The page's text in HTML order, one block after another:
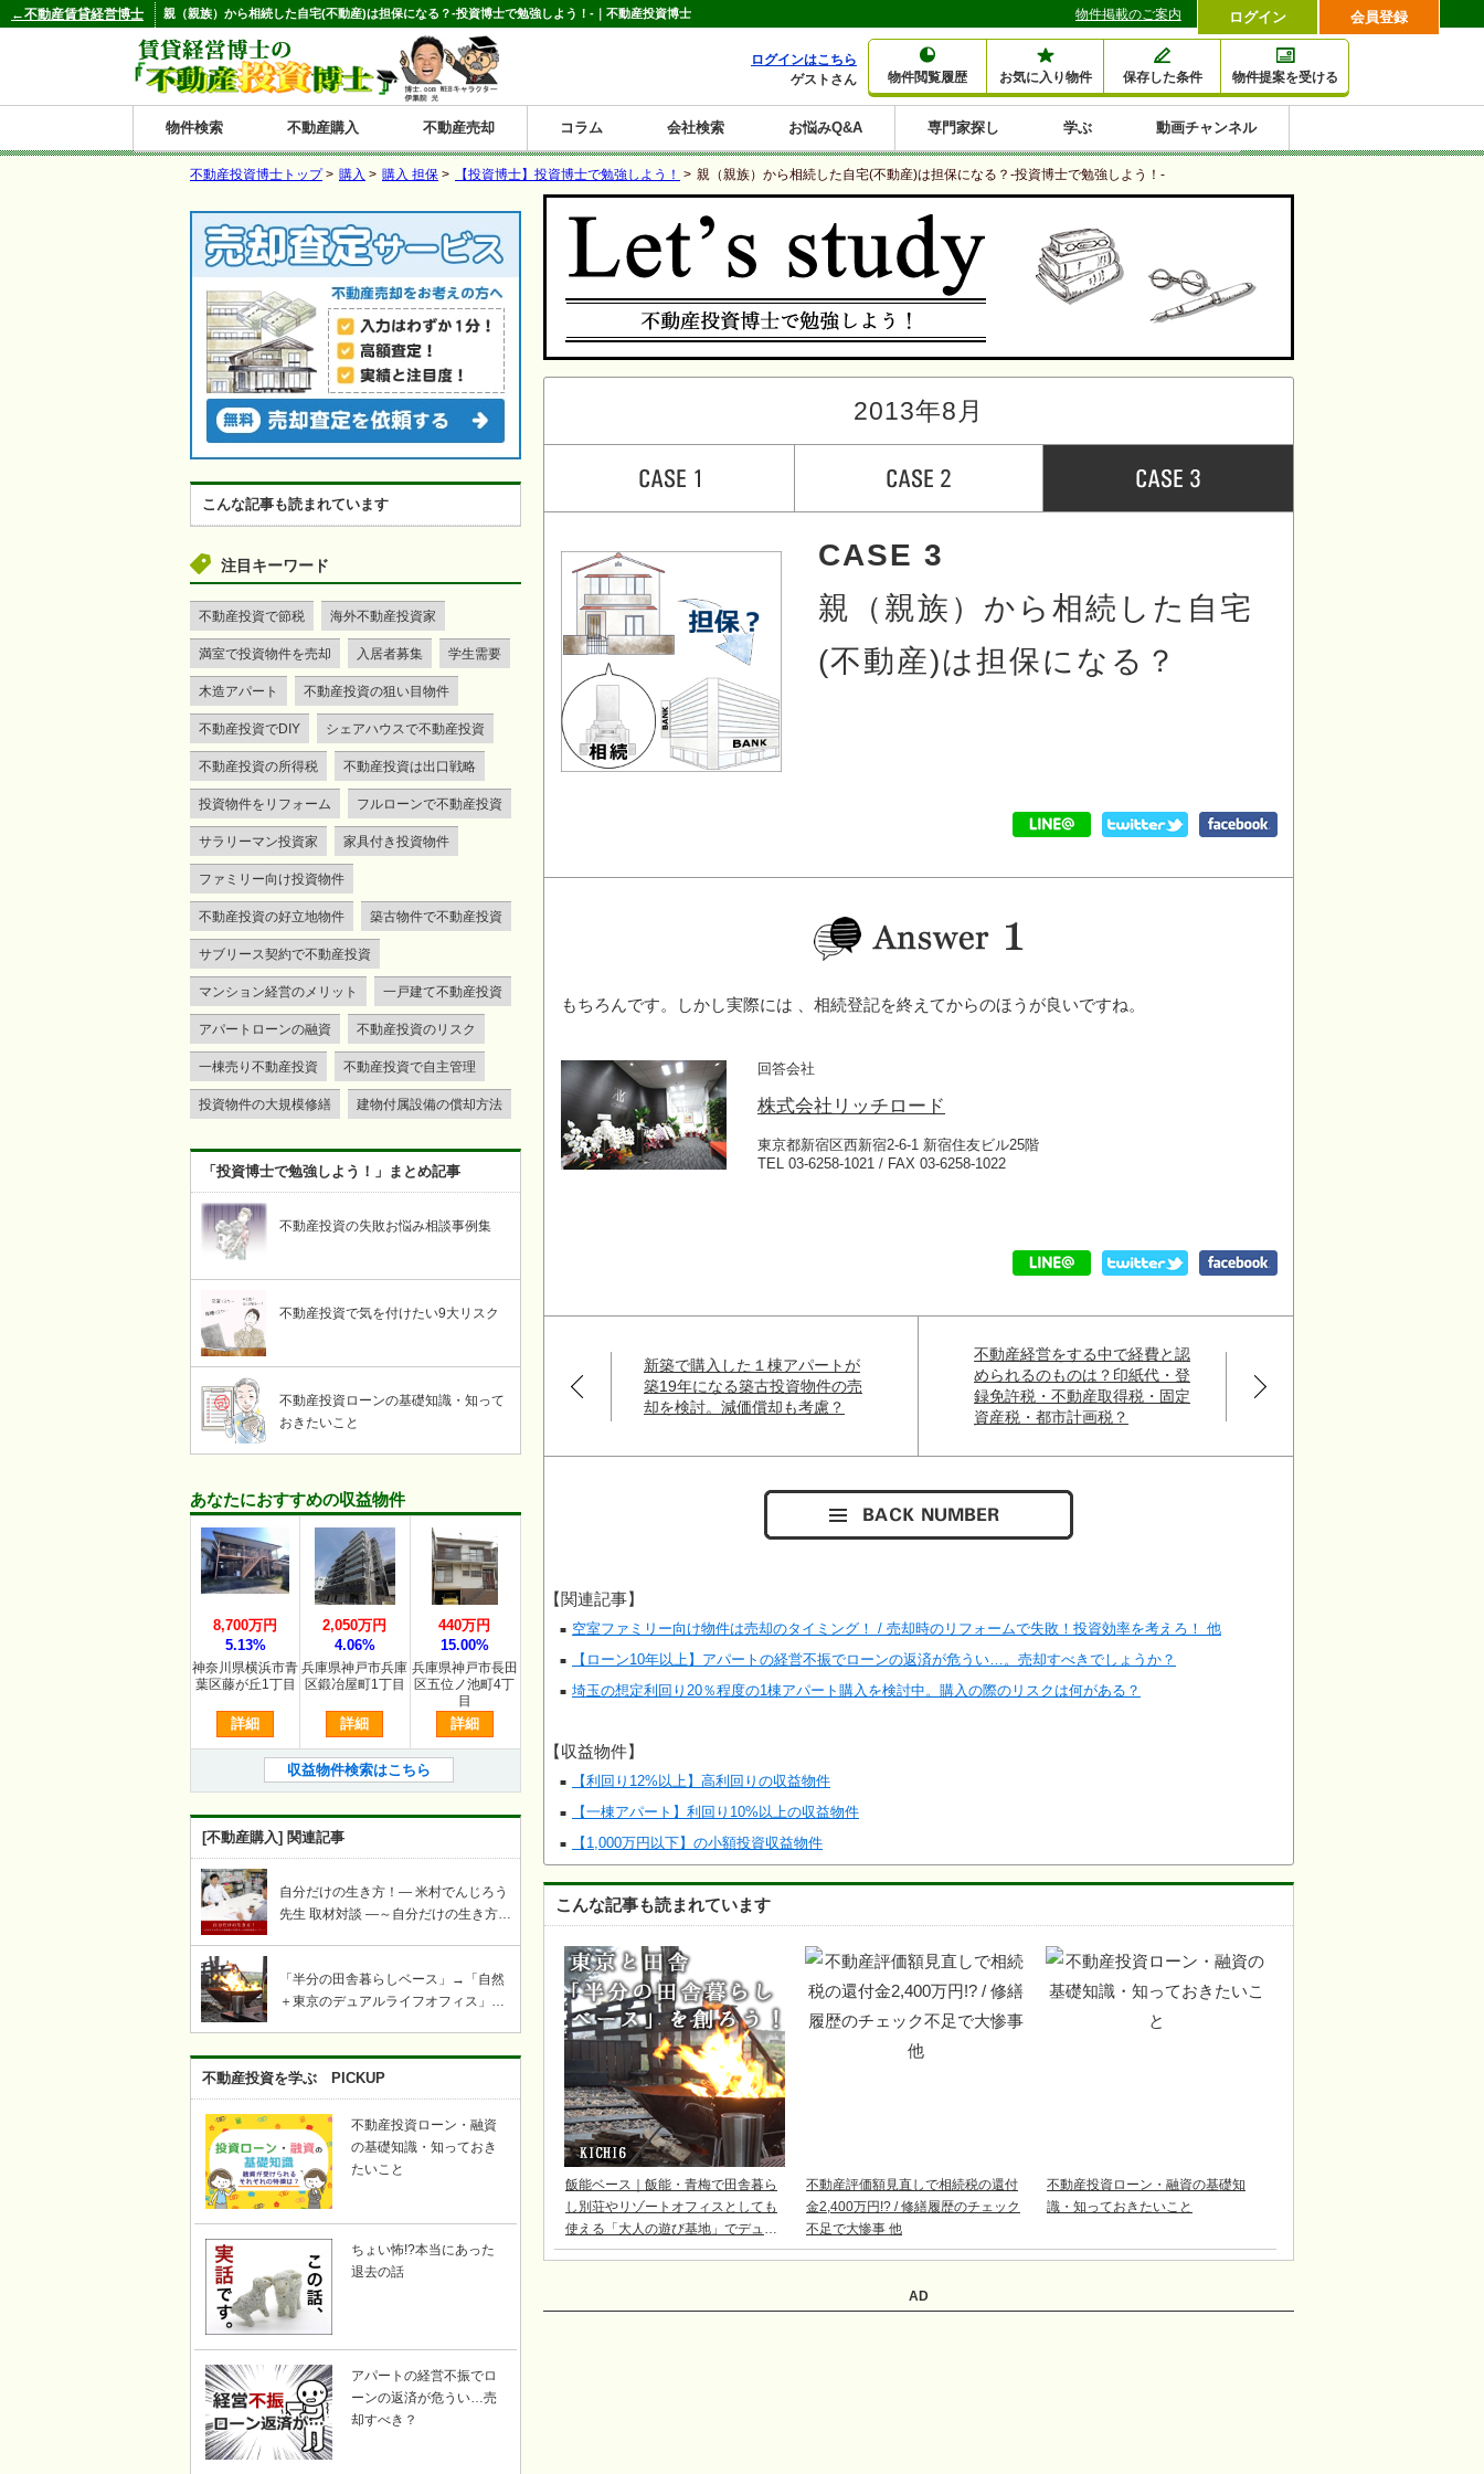
親（親族）から相続した自宅(不動産)は担保になる？-投資博士で勉強しよう！-｜不動産投資博士
物件閲覧履歴 お気に入り物件 保存した条件 物件提案を受ける
ログインはこちら
ゲストさん
物件検索
青森
秋田
岩手
宮城
山形
福島
東京
埼玉
神奈川
千葉
茨城
栃木
群馬
新潟
富山
石川
福井
長野
山梨
静岡
愛知
岐阜
三重
大阪
兵庫
京都
滋賀
奈良
和歌山
鳥取
岡山
島根
広島
山口
香川
徳島
愛媛
高知
福岡
佐賀
長崎
熊本
大分
宮崎
鹿児島
沖縄 投資マンション
一棟売りアパート
一棟売りマンション
一棟売りビル
店舗・事務所
賃貸併用住宅
戸建賃貸
土地
新築住宅
工場・倉庫
ホテルペンション 利回り7%以上
利回り8%以上
利回り9%以上
利回り10%以上
利回り11%以上
利回り12%以上
利回り13%以上
利回り14%以上
利回り15%以上
利回り16%以上 10%以上アパート投
資
現況満室で安心物件
1,000万円以下小額投
資
人気の築浅・新築物
件
早い者勝ち東京23区
内
不動産購入 不動産売却 コラム
購入コラム
売却コラム
大家さんコラム
賃貸経営コラム
会社検索 お悩みQ&A 専門家探し 学ぶ
セミナー情報検索
空室対策
滞納・退去
賃貸管理
土地活用
相続・税金
金融・保険
口コミ
動画チャンネル
ログイン 会員登録
物件掲載のご案内
←不動産賃貸経営博士
不動産投資博士トップ> 購入 > 購入 担保 > 【投資博士】投資博士で勉強しよう！ > 親（親族）から相続した自宅(不動産)は担保になる？-投資博士で勉強しよう！-
2013年8月
CASE 3
親（親族）から相続した自宅
(不動産)は担保になる？
もちろんです。しかし実際には 、相続登記を終えてからのほうが良いですね。
回答会社
株式会社リッチロード
東京都新宿区西新宿2-6-1 新宿住友ビル25階
TEL 03-6258-1021 / FAX 03-6258-1022
新築で購入した１棟アパートが
築19年になる築古投資物件の売
却を検討。減価償却も考慮？
不動産経営をする中で経費と認
められるのものは？印紙代・登
録免許税・不動産取得税・固定
資産税・都市計画税？
【関連記事】
空室ファミリー向け物件は売却のタイミング！ / 売却時のリフォームで失敗！投資効率を考えろ！ 他
【ローン10年以上】アパートの経営不振でローンの返済が危うい…。売却すべきでしょうか？
埼玉の想定利回り20％程度の1棟アパート購入を検討中。購入の際のリスクは何がある？
【収益物件】
【利回り12%以上】高利回りの収益物件
【一棟アパート】利回り10%以上の収益物件
【1,000万円以下】の小額投資収益物件
こんな記事も読まれています
飯能ベース｜飯能・青梅で田舎暮ら
し別荘やリゾートオフィスとしても
使える「大人の遊び基地」でデュア
ルライフ
不動産評価額見直しで相続税の還付
金2,400万円!? / 修繕履歴のチェック
不足で大惨事 他
不動産投資ローン・融資の基礎知
識・知っておきたいこと
AD
こんな記事も読まれています
注目キーワード
不動産投資で節税 海外不動産投資家
満室で投資物件を売却 入居者募集 学生需要
木造アパート 不動産投資の狙い目物件
不動産投資でDIY シェアハウスで不動産投資
不動産投資の所得税 不動産投資は出口戦略
投資物件をリフォーム フルローンで不動産投資
サラリーマン投資家 家具付き投資物件
ファミリー向け投資物件
不動産投資の好立地物件 築古物件で不動産投資
サブリース契約で不動産投資
マンション経営のメリット 一戸建て不動産投資
アパートローンの融資 不動産投資のリスク
一棟売り不動産投資 不動産投資で自主管理
投資物件の大規模修繕 建物付属設備の償却方法
「投資博士で勉強しよう！」まとめ記事
不動産投資の失敗お悩み相談事例集
不動産投資で気を付けたい9大リスク
不動産投資ローンの基礎知識・知って
おきたいこと
あなたにおすすめの収益物件
神奈川県横浜市青
葉区藤が丘1丁目
8,700万円
5.13%
詳細
兵庫県神戸市兵庫
区鍛冶屋町1丁目
2,050万円
4.06%
詳細
兵庫県神戸市長田
区五位ノ池町4丁
目
440万円
15.00%
詳細
収益物件検索はこちら
[不動産購入] 関連記事
自分だけの生き方！― 米村でんじろう
先生 取材対談 ―～自分だけの生き方を
「半分の田舎暮らしベース」→「自然
＋東京のデュアルライフオフィス」
い自然豊かな川のそばで、上記キーワ
ードの不動産を探して｜KICHI6（キチ
ロク）
不動産投資を学ぶ PICKUP
不動産投資ローン・融資
の基礎知識・知っておき
たいこと
ちょい怖!?本当にあった
退去の話
アパートの経営不振でロ
ーンの返済が危うい…売
却すべき？